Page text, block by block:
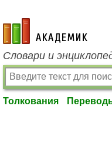
academic.ru
Словари и
Толкования